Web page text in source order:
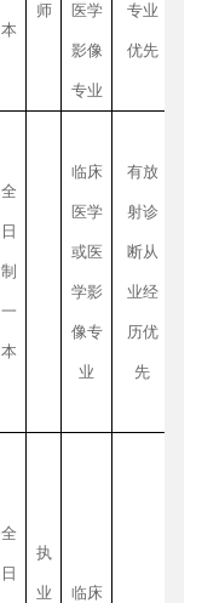
本
师 医学
影像
专业
专业
优先
全
日
制
一
本
临床
医学
或医
学影
像专
业
有放
射诊
断从
业经
历优
先
全
日
执
业 临床